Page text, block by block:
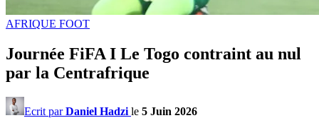
AFRIQUE FOOT
Journée FiFA I Le Togo contraint au nul
par la Centrafrique
Ecrit parDaniel Hadzi le 5 Juin 2026